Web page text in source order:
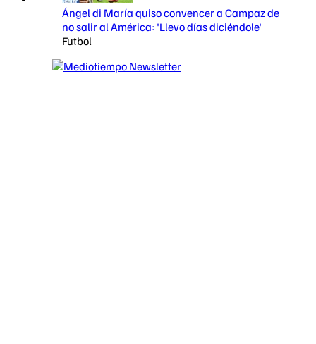
Ángel di María quiso convencer a Campaz de
no salir al América: 'Llevo días diciéndole'
Futbol